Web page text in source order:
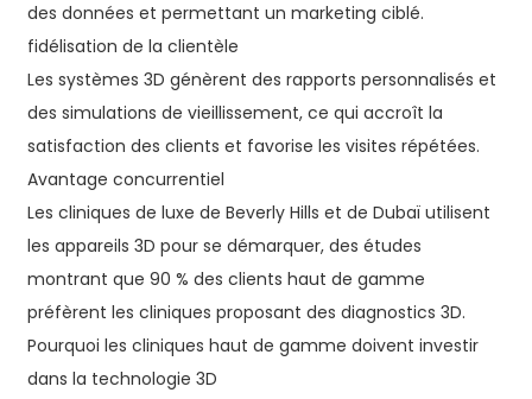
des données et permettant un marketing ciblé.
fidélisation de la clientèle
Les systèmes 3D génèrent des rapports personnalisés et
des simulations de vieillissement, ce qui accroît la
satisfaction des clients et favorise les visites répétées.
Avantage concurrentiel
Les cliniques de luxe de Beverly Hills et de Dubaï utilisent
les appareils 3D pour se démarquer, des études
montrant que 90 % des clients haut de gamme
préfèrent les cliniques proposant des diagnostics 3D.
Pourquoi les cliniques haut de gamme doivent investir
dans la technologie 3D